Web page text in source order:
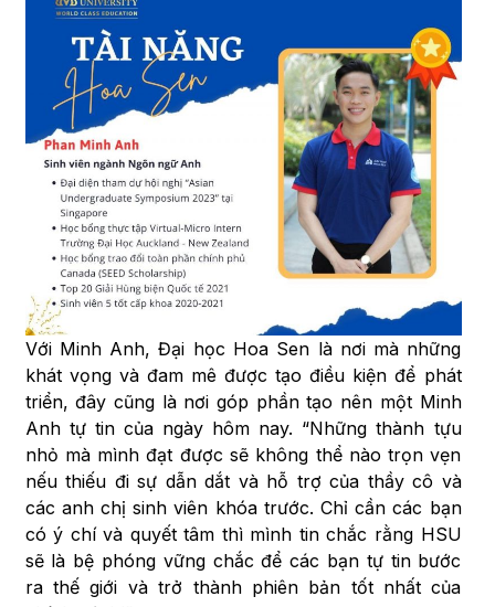
Với Minh Anh, Đại học Hoa Sen là nơi mà những
khát vọng và đam mê được tạo điều kiện để phát
triển, đây cũng là nơi góp phần tạo nên một Minh
Anh tự tin của ngày hôm nay. “Những thành tựu
nhỏ mà mình đạt được sẽ không thể nào trọn vẹn
nếu thiếu đi sự dẫn dắt và hỗ trợ của thầy cô và
các anh chị sinh viên khóa trước. Chỉ cần các bạn
có ý chí và quyết tâm thì mình tin chắc rằng HSU
sẽ là bệ phóng vững chắc để các bạn tự tin bước
ra thế giới và trở thành phiên bản tốt nhất của